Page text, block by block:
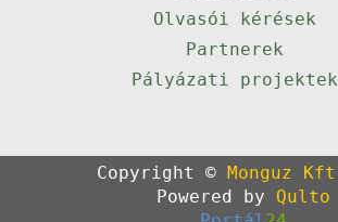
Olvasói kérések
Partnerek
Pályázati projektek
Copyright © Monguz Kft
Powered by Qulto